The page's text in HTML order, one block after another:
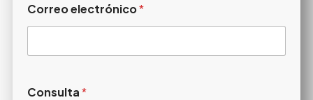
Correo electrónico*
Consulta*